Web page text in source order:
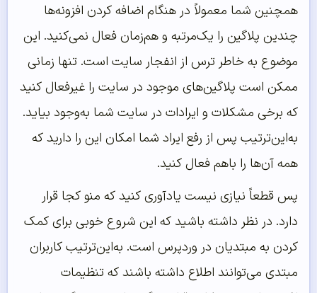
همچنین شما معمولاً در هنگام اضافه کردن افزونه‌ها
چندین پلاگین را یک‌مرتبه و هم‌زمان فعال نمی‌کنید. این
موضوع به خاطر ترس از انفجار سایت است. تنها زمانی
ممکن است پلاگین‌های موجود در سایت را غیرفعال کنید
که برخی مشکلات و ایرادات در سایت شما به‌وجود بیاید.
به‌این‌ترتیب پس از رفع ایراد شما امکان این را دارید که
همه آن‌ها را باهم فعال کنید.
پس قطعاً نیازی نیست یادآوری کنید که منو کجا قرار
دارد. در نظر داشته باشید که این شروع خوبی برای کمک
کردن به مبتدیان در وردپرس است. به‌این‌ترتیب کاربران
مبتدی می‌توانند اطلاع داشته باشند که تنظیمات